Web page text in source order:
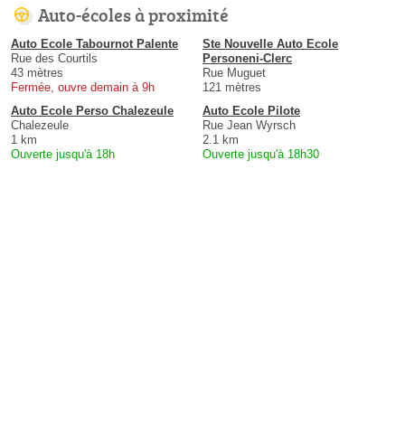
Auto-écoles à proximité
Auto Ecole Tabournot Palente
Rue des Courtils
43 mètres
Fermée, ouvre demain à 9h
Ste Nouvelle Auto Ecole
Personeni-Clerc
Rue Muguet
121 mètres
Auto Ecole Perso Chalezeule
Chalezeule
1 km
Ouverte jusqu'à 18h
Auto Ecole Pilote
Rue Jean Wyrsch
2.1 km
Ouverte jusqu'à 18h30